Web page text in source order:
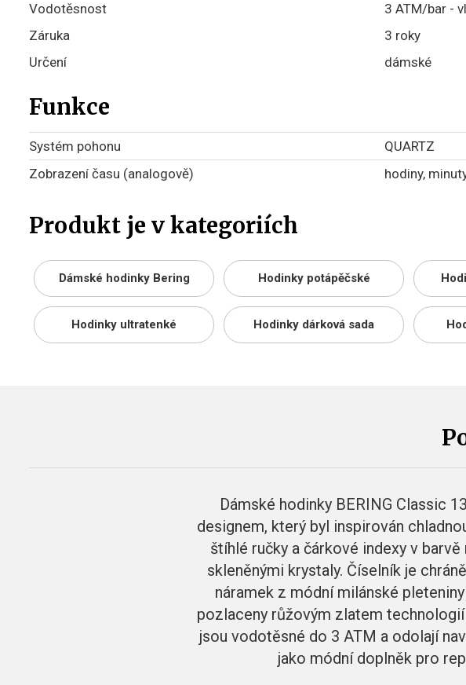
Vodotěsnost
3 ATM/bar -
Záruka
3 roky
Určení
dámské
Funkce
Systém pohonu
QUARTZ
Zobrazení času (analogově)
hodiny,
Produkt je v kategoriích
Dámské hodinky Bering Hodinky potápěčské
Hodinky ultratenké Hodinky dárková sada
Dámské hodinky BERING Classic
designem, který byl inspirován
štíhlé ručky a čárkové indexy v
skleněnými krystaly. Číselník je
náramek z módní milánské
pozlaceny růžovým zlatem
jsou vodotěsné do 3 ATM a odolají
jako módní doplněk pro